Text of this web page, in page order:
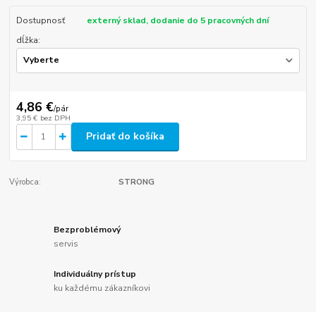
Dostupnosť
externý sklad, dodanie do 5 pracovných dní
dĺžka:
4,86 €/pár
3,95 € bez DPH
Pridať do košíka
Výrobca: STRONG
Bezproblémový
servis
Individuálny prístup
ku každému zákazníkovi